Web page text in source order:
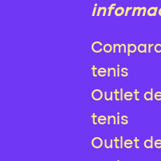
tenis
Outlet
tenis
Outlet